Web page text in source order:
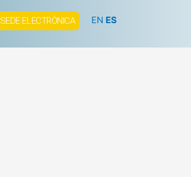
SEDE ELECTRÓNICA EN ES